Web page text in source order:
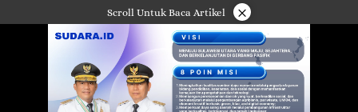
ke
Scroll Untuk Baca Artikel ×